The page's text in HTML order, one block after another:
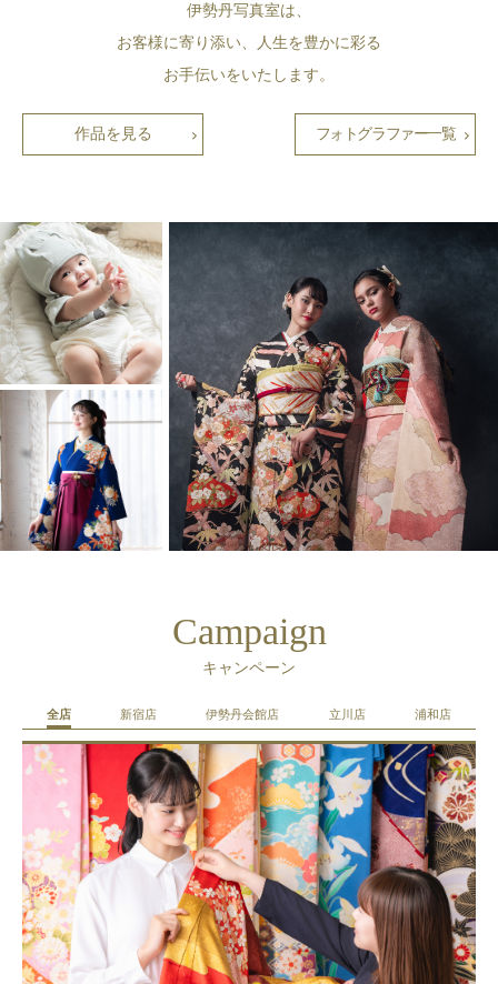
伊勢丹写真室は、
お客様に寄り添い、人生を豊かに彩る
お手伝いをいたします。
作品を見る フォトグラファー一覧
Campaign
キャンペーン
全店 新宿店 伊勢丹会館店 立川店 浦和店